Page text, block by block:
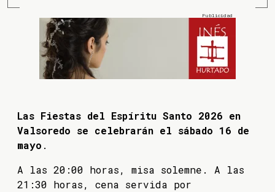
Las Fiestas del Espíritu Santo 2026 en
Valsoredo se celebrarán el sábado 16 de
mayo .
A las 20:00 horas, misa solemne. A las
21:30 horas, cena servida por